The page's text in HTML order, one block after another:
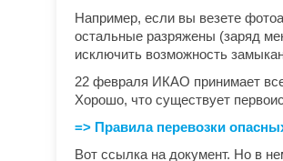
Например, если вы везете
остальные разряжены (заряд
исключить возможность
22 февраля ИКАО принимает
Хорошо, что существует
=> Правила перевозки
Вот ссылка на документ. Но в